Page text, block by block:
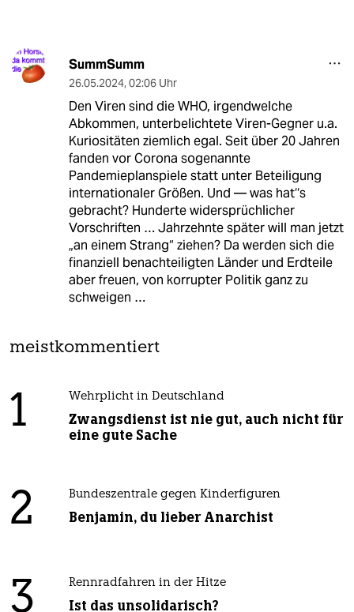
SummSumm
26.05.2024, 02:06 Uhr
Den Viren sind die WHO, irgendwelche
Abkommen, unterbelichtete Viren-Gegner u.a.
Kuriositäten ziemlich egal. Seit über 20 Jahren
fanden vor Corona sogenannte
Pandemieplanspiele statt unter Beteiligung
internationaler Größen. Und — was hat‘‘s
gebracht? Hunderte widersprüchlicher
Vorschriften … Jahrzehnte später will man jetzt
„an einem Strang“ ziehen? Da werden sich die
finanziell benachteiligten Länder und Erdteile
aber freuen, von korrupter Politik ganz zu
schweigen …
meistkommentiert
1 Wehrplicht in Deutschland
Zwangsdienst ist nie gut, auch nicht für
eine gute Sache
2 Bundeszentrale gegen Kinderfiguren
Benjamin, du lieber Anarchist
3 Rennradfahren in der Hitze
Ist das unsolidarisch?